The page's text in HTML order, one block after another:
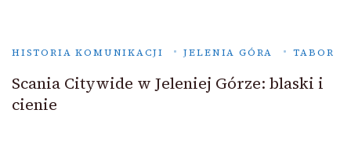
HISTORIA KOMUNIKACJI JELENIA GÓRA TABOR
Scania Citywide w Jeleniej Górze: blaski i
cienie